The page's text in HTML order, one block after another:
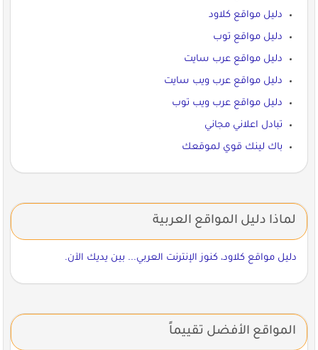
دليل مواقع كلاود
دليل مواقع توب
دليل مواقع عرب سايت
دليل مواقع عرب ويب سايت
دليل مواقع عرب ويب توب
تبادل اعلاني مجاني
باك لينك قوي لموقعك
لماذا دليل المواقع العربية
دليل مواقع كلاود، كنوز الإنترنت العربي... بين يديك الآن.
المواقع الأفضل تقييماً